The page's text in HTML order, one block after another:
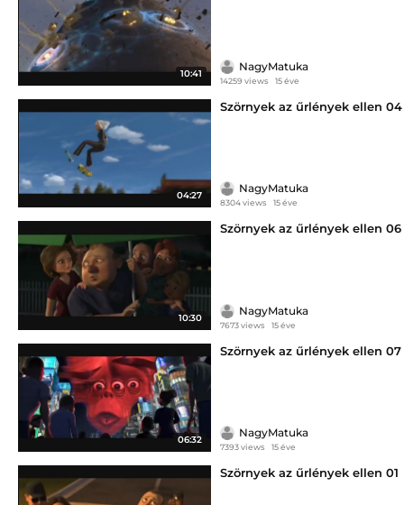
10:41
NagyMatuka
14259 views 15 éve
04:27
Szörnyek az űrlények ellen 04
NagyMatuka
8304 views 15 éve
10:30
Szörnyek az űrlények ellen 06
NagyMatuka
7673 views 15 éve
06:32
Szörnyek az űrlények ellen 07
NagyMatuka
7393 views 15 éve
Szörnyek az űrlények ellen 01